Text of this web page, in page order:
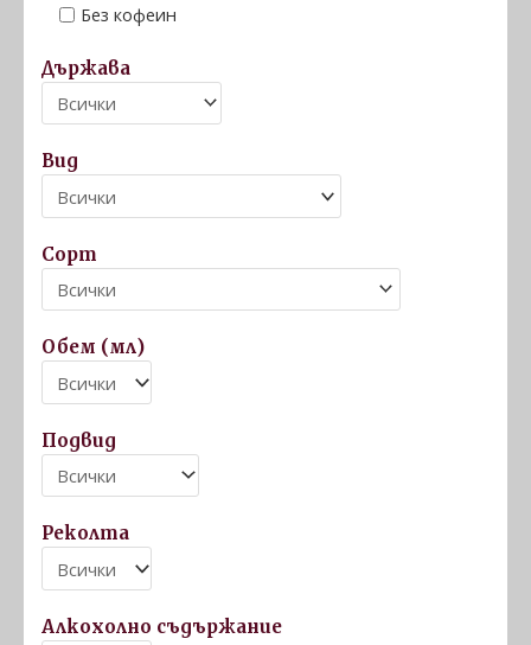
Без кофеин
Държава
Вид
Сорт
Обем (мл)
Подвид
Реколта
Алкохолно съдържание